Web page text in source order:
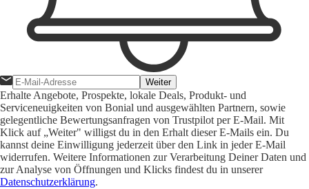
Weiter
Erhalte Angebote, Prospekte, lokale Deals, Produkt- und
Serviceneuigkeiten von Bonial und ausgewählten Partnern, sowie
gelegentliche Bewertungsanfragen von Trustpilot per E-Mail. Mit
Klick auf „Weiter" willigst du in den Erhalt dieser E-Mails ein. Du
kannst deine Einwilligung jederzeit über den Link in jeder E-Mail
widerrufen. Weitere Informationen zur Verarbeitung Deiner Daten und
zur Analyse von Öffnungen und Klicks findest du in unserer
Datenschutzerklärung.